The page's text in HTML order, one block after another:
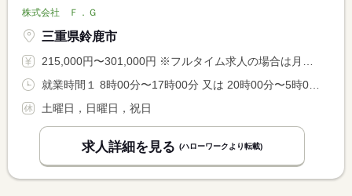
株式会社 Ｆ．Ｇ
三重県鈴鹿市
215,000円〜301,000円 ※フルタイム求人の場合は月額（換算額）、パート求人の場合は時間額を表示しています。
就業時間１ 8時00分〜17時00分 又は 20時00分〜5時00分の時間の間の8時間程度 就業時間に関する特記事項 ＊警備現場により、就業時間は前後致します。
土曜日，日曜日，祝日
求人詳細を見る (ハローワークより転載)